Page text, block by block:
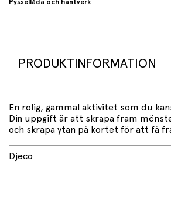
Pyssellåda och hantverk
PRODUKTINFORMATION
En rolig, gammal aktivitet som du
Din uppgift är att skrapa fram
och skrapa ytan på kortet för att få
Djeco